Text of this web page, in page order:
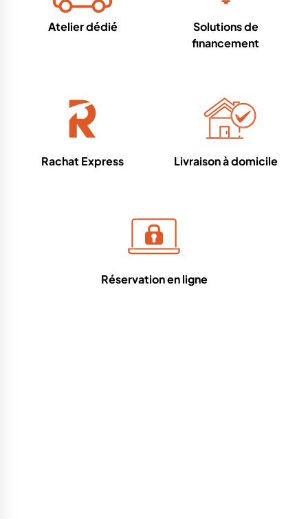
Atelier dédié
Solutions de
financement
Rachat Express Livraison à domicile
Réservation en ligne